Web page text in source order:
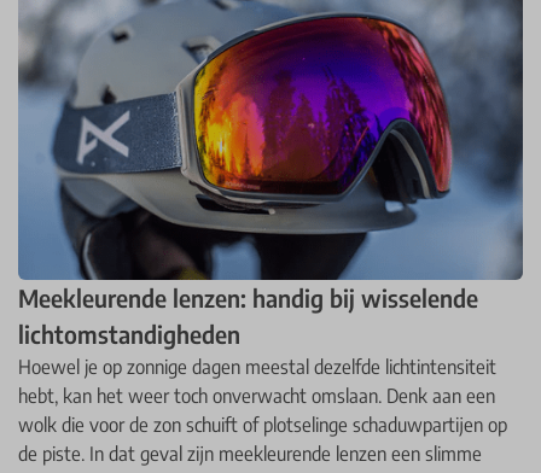
Meekleurende lenzen: handig bij wisselende
lichtomstandigheden
Hoewel je op zonnige dagen meestal dezelfde lichtintensiteit
hebt, kan het weer toch onverwacht omslaan. Denk aan een
wolk die voor de zon schuift of plotselinge schaduwpartijen op
de piste. In dat geval zijn meekleurende lenzen een slimme